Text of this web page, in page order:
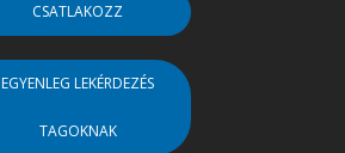
CSATLAKOZZ
EGYENLEG LEKÉRDEZÉS
TAGOKNAK